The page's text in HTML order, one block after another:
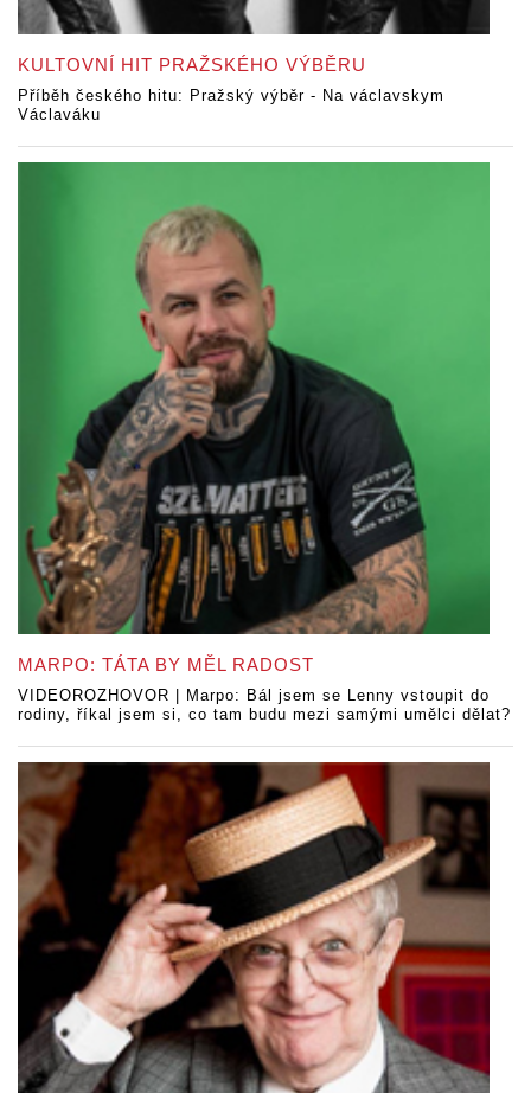
KULTOVNÍ HIT PRAŽSKÉHO VÝBĚRU
Příběh českého hitu: Pražský výběr - Na václavskym
Václaváku
MARPO: TÁTA BY MĚL RADOST
VIDEOROZHOVOR | Marpo: Bál jsem se Lenny vstoupit do
rodiny, říkal jsem si, co tam budu mezi samými umělci dělat?